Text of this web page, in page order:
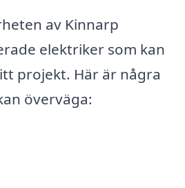
av Kinnarp
elektriker som kan
projekt. Här är några
överväga: